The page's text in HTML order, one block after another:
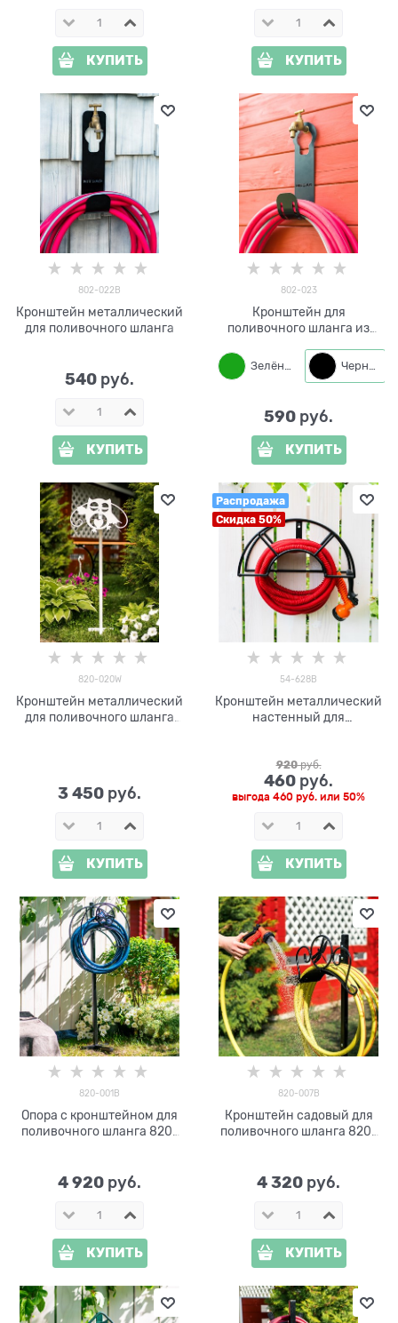
КУПИТЬ КУПИТЬ
802-022B
Кронштейн металлический
для поливочного шланга
540 руб.
КУПИТЬ
802-023
Кронштейн для
поливочного шланга из
Зелёный Черный
590 руб.
КУПИТЬ
820-020W
Кронштейн металлический
для поливочного шланга
3 450 руб.
КУПИТЬ
Распродажа
Скидка 50%
54-628B
Кронштейн металлический
настенный для
920 руб.
460 руб.
выгода 460 руб. или 50%
КУПИТЬ
820-001B
Опора с кронштейном для
поливочного шланга 820-
4 920 руб.
КУПИТЬ
820-007B
Кронштейн садовый для
поливочного шланга 820-
4 320 руб.
КУПИТЬ